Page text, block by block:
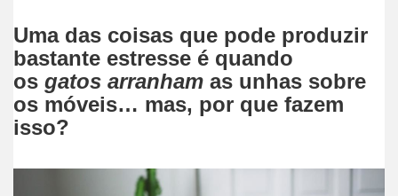
b
o
o
k
t
e
r
e
d
I
n
e
r
e
s
l
s
A
p
p
e
Uma das coisas que pode produzir
bastante estresse é quando
os gatos arranham as unhas sobre
os móveis… mas, por que fazem
isso?